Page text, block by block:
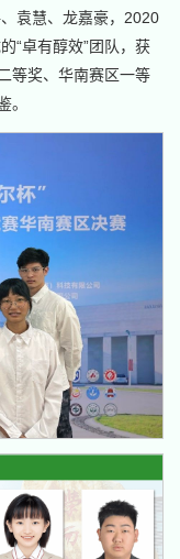
袁慧、龙嘉豪，2020
“卓有醇效”团队，获
等奖、华南赛区一等
。